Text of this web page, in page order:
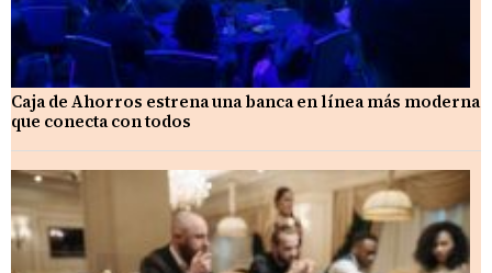
Caja de Ahorros estrena una banca en línea más moderna
que conecta con todos